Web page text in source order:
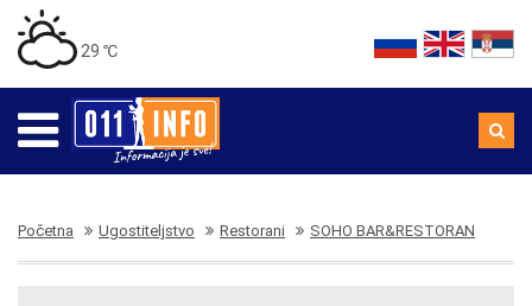
29 ℃
Početna Ugostiteljstvo Restorani SOHO BAR&RESTORAN